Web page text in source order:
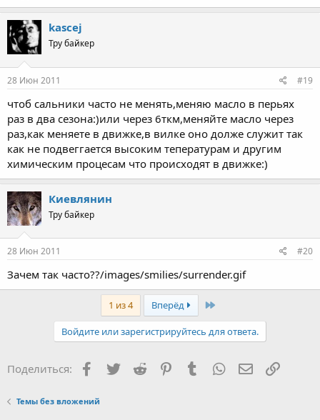
kascej
Тру байкер
28 Июн 2011 #19
чтоб сальники часто не менять,меняю масло в перьях
раз в два сезона:)или через 6ткм,меняйте масло через
раз,как меняете в движке,в вилке оно долже служит так
как не подвеггается высоким тепературам и другим
химическим процесам что происходят в движке:)
Киевлянин
Тру байкер
28 Июн 2011 #20
Зачем так часто??/images/smilies/surrender.gif
1 из 4 Вперёд Last
Войдите или зарегистрируйтесь для ответа.
Поделиться: Facebook
TwitterReddit PinterestTumblr WhatsApp Ссылка
Темы без вложений